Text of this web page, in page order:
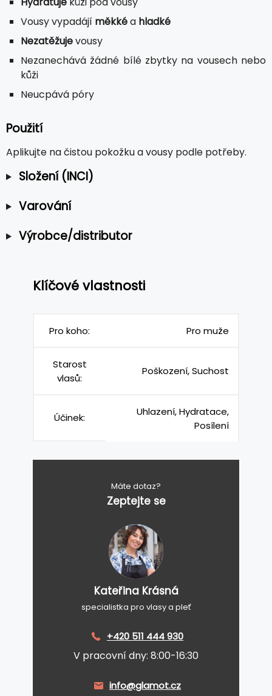
Vousy vypadájí měkkéa hladké
Nezatěžujevousy
Nezanechává žádné bílé zbytky na vousech nebo
kůži
Neucpává póry
Použití
Aplikujte na čistou pokožku a vousy podle potřeby.
Složení (INCI)
Varování
Výrobce/distributor
Klíčové vlastnosti
Pro koho: Pro muže
Starost
vlasů:
Poškození, Suchost
Účinek:
Uhlazení, Hydratace,
Posílení
Máte dotaz?
Zeptejte se
Kateřina Krásná
specialistka pro vlasy a pleť
+420 511 444 930
V pracovní dny: 8:00-16:30
info@glamot.cz